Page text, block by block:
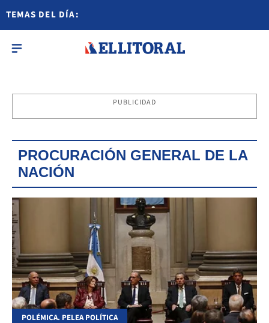
TEMAS DEL DÍA:
PUBLICIDAD
PROCURACIÓN GENERAL DE LA
NACIÓN
POLÉMICA. PELEA POLÍTICA